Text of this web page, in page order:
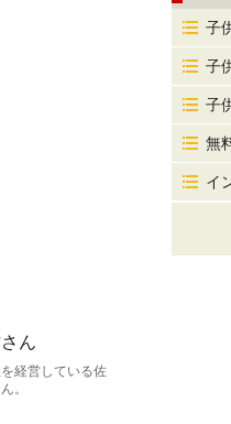
経営している佐
。
子
子
子
無
イ